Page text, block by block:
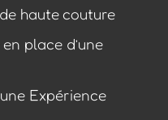
haute couture
place d’une
Expérience